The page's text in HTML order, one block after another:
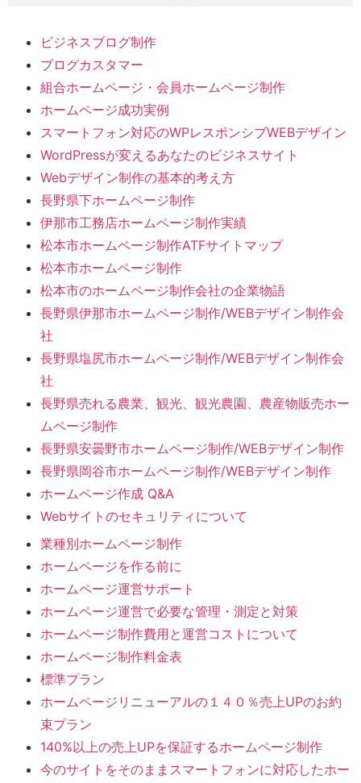
ビジネスブログ制作
ブログカスタマー
組合ホームページ・会員ホームページ制作
ホームページ成功実例
スマートフォン対応のWPレスポンシブWEBデザイン
WordPressが変えるあなたのビジネスサイト
Webデザイン制作の基本的考え方
長野県下ホームページ制作
伊那市工務店ホームページ制作実績
松本市ホームページ制作ATFサイトマップ
松本市ホームページ制作
松本市のホームページ制作会社の企業物語
長野県伊那市ホームページ制作/WEBデザイン制作会
社
長野県塩尻市ホームページ制作/WEBデザイン制作会
社
長野県売れる農業、観光、観光農園、農産物販売ホー
ムページ制作
長野県安曇野市ホームページ制作/WEBデザイン制作
長野県岡谷市ホームページ制作/WEBデザイン制作
ホームページ作成 Q&A
Webサイトのセキュリティについて
業種別ホームページ制作
ホームページを作る前に
ホームページ運営サポート
ホームページ運営で必要な管理・測定と対策
ホームページ制作費用と運営コストについて
ホームページ制作料金表
標準プラン
ホームページリニューアルの１４０％売上UPのお約
束プラン
140%以上の売上UPを保証するホームページ制作
今のサイトをそのままスマートフォンに対応したホー